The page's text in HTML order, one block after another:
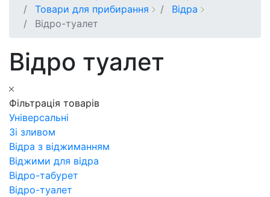
Товари для прибирання
Відра
Відро-туалет
Відро туалет
Фільтрація товарів
Універсальні
Зі зливом
Відра з віджиманням
Віджими для відра
Відро-табурет
Відро-туалет